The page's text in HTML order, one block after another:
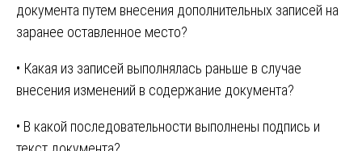
документа путем внесения дополнительных записей на
заранее оставленное место?
• Какая из записей выполнялась раньше в случае
внесения изменений в содержание документа?
• В какой последовательности выполнены подпись и